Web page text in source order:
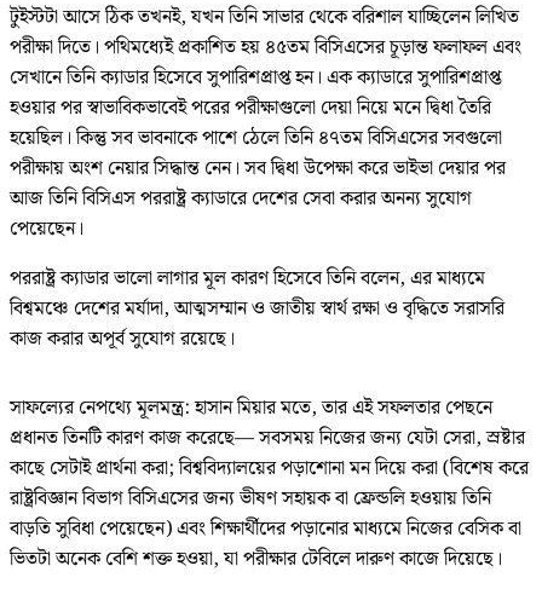
টুইস্টটা আসে ঠিক তখনই, যখন তিনি সাভার থেকে বরিশাল যাচ্ছিলেন লিখিত
পরীক্ষা দিতে। পথিমধ্যেই প্রকাশিত হয় ৪৫তম বিসিএসের চূড়ান্ত ফলাফল এবং
সেখানে তিনি ক্যাডার হিসেবে সুপারিশপ্রাপ্ত হন। এক ক্যাডারে সুপারিশপ্রাপ্ত
হওয়ার পর স্বাভাবিকভাবেই পরের পরীক্ষাগুলো দেয়া নিয়ে মনে দ্বিধা তৈরি
হয়েছিল। কিন্তু সব ভাবনাকে পাশে ঠেলে তিনি ৪৭তম বিসিএসের সবগুলো
পরীক্ষায় অংশ নেয়ার সিদ্ধান্ত নেন। সব দ্বিধা উপেক্ষা করে ভাইভা দেয়ার পর
আজ তিনি বিসিএস পররাষ্ট্র ক্যাডারে দেশের সেবা করার অনন্য সুযোগ
পেয়েছেন।
পররাষ্ট্র ক্যাডার ভালো লাগার মূল কারণ হিসেবে তিনি বলেন, এর মাধ্যমে
বিশ্বমঞ্চে দেশের মর্যাদা, আত্মসম্মান ও জাতীয় স্বার্থ রক্ষা ও বৃদ্ধিতে সরাসরি
কাজ করার অপূর্ব সুযোগ রয়েছে।
সাফল্যের নেপথ্যে মূলমন্ত্র: হাসান মিয়ার মতে, তার এই সফলতার পেছনে
প্রধানত তিনটি কারণ কাজ করেছে— সবসময় নিজের জন্য যেটা সেরা, স্রষ্টার
কাছে সেটাই প্রার্থনা করা; বিশ্ববিদ্যালয়ের পড়াশোনা মন দিয়ে করা (বিশেষ করে
রাষ্ট্রবিজ্ঞান বিভাগ বিসিএসের জন্য ভীষণ সহায়ক বা ফ্রেন্ডলি হওয়ায় তিনি
বাড়তি সুবিধা পেয়েছেন) এবং শিক্ষার্থীদের পড়ানোর মাধ্যমে নিজের বেসিক বা
ভিতটা অনেক বেশি শক্ত হওয়া, যা পরীক্ষার টেবিলে দারুণ কাজে দিয়েছে।